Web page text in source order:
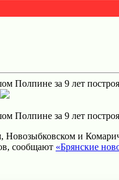
за 9 лет
за 9 лет
и
сообщают «Брянские